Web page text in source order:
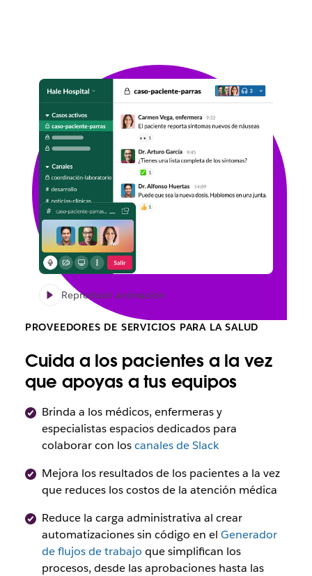
Reproducir animación
PROVEEDORES DE SERVICIOS PARA LA SALUD
Cuida a los pacientes a la vez
que apoyas a tus equipos
Brinda a los médicos, enfermeras y
especialistas espacios dedicados para
colaborar con loscanales de Slack
Mejora los resultados de los pacientes a la vez
que reduces los costos de la atención médica
Reduce la carga administrativa al crear
automatizaciones sin código en el Generador
de flujos de trabajo que simplifican los
procesos, desde las aprobaciones hasta las